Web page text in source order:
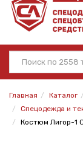
Главная Каталог
Спецодежда и
Костюм Лигор-1